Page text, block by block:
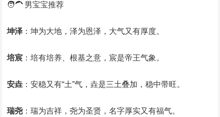
🧑‍🦱 男宝宝推荐
坤泽：坤为大地，泽为恩泽，大气又有厚度。
培宸 ：培有培养、根基之意，宸是帝王气象。
安垚 ：安稳又有“土”气，垚是三土叠加，稳中带旺。
瑞尧：瑞为吉祥，尧为圣贤，名字厚实又有福气。